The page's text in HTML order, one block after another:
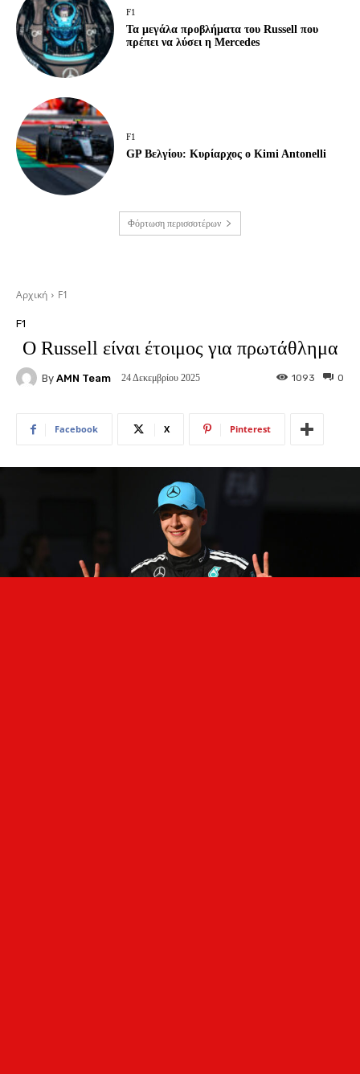
F1
Τα μεγάλα προβλήματα του Russell που
πρέπει να λύσει η Mercedes
F1
GP Βελγίου: Κυρίαρχος ο Kimi Antonelli
Φόρτωση περισσοτέρων